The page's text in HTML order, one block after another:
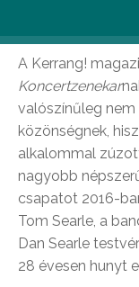
A Kerrang!
Koncertzenekar
valószínűleg
közönségnek,
alkalommal
nagyobb
csapatot 2016-
Tom Searle, a
Dan Searle
28 évesen hunyt